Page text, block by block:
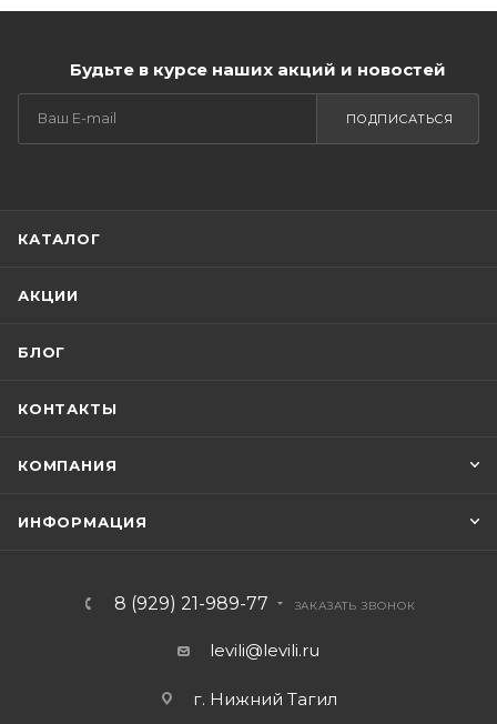
Будьте в курсе наших акций и новостей
ПОДПИСАТЬСЯ
КАТАЛОГ
АКЦИИ
БЛОГ
КОНТАКТЫ
КОМПАНИЯ
ИНФОРМАЦИЯ
8 (929) 21-989-77 ЗАКАЗАТЬ ЗВОНОК
levili@levili.ru
г. Нижний Тагил